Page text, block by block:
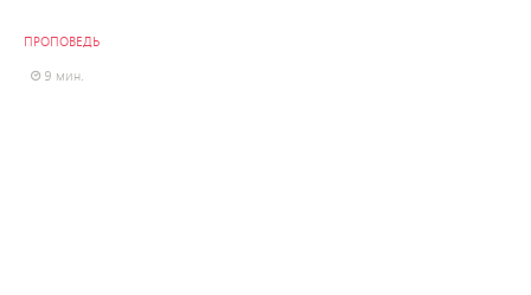
ПРОПОВЕДЬ
9 мин.